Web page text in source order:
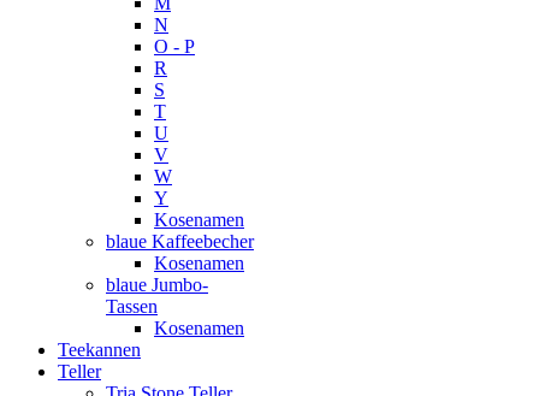
N
O - P
R
S
T
U
V
W
Y
Kosenamen
blaue Kaffeebecher
Kosenamen
blaue Jumbo-
Tassen
Kosenamen
Teekannen
Teller